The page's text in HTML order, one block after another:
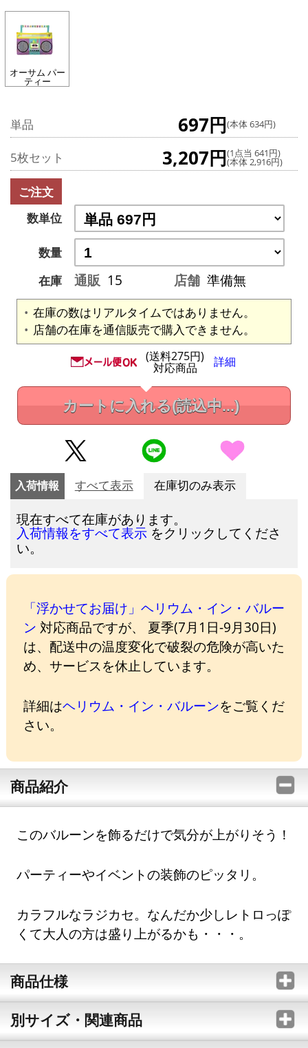
オーサム パー
ティー
単品 697円(本体 634円)
5枚セット 3,207円(1点当 641円)
(本体 2,916円)
ご注文
数単位
数量
在庫
通販 15 店舗 準備無
在庫の数はリアルタイムではありません。
店舗の在庫を通信販売で購入できません。
(送料275円)
対応商品 詳細
カートに入れる(読込中...)
入荷情報 すべて表示 在庫切のみ表示
現在すべて在庫があります。
入荷情報をすべて表示 をクリックしてくださ
い。
「浮かせてお届け」ヘリウム・イン・バルー
ン 対応商品ですが、 夏季(7月1日-9月30日)
は、配送中の温度変化で破裂の危険が高いた
め、サービスを休止しています。
詳細はヘリウム・イン・バルーンをご覧くだ
さい。
商品紹介
このバルーンを飾るだけで気分が上がりそう！
パーティーやイベントの装飾のピッタリ。
カラフルなラジカセ。なんだか少しレトロっぽ
くて大人の方は盛り上がるかも・・・。
商品仕様
別サイズ・関連商品